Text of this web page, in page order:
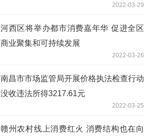
2022-03-29
河西区将举办都市消费嘉年华 促进全区
商业聚集和可持续发展
2022-03-26
南昌市市场监管局开展价格执法检查行动
没收违法所得3217.61元
2022-03-25
赣州农村线上消费红火 消费结构也在向